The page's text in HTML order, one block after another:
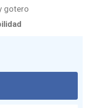
gotero